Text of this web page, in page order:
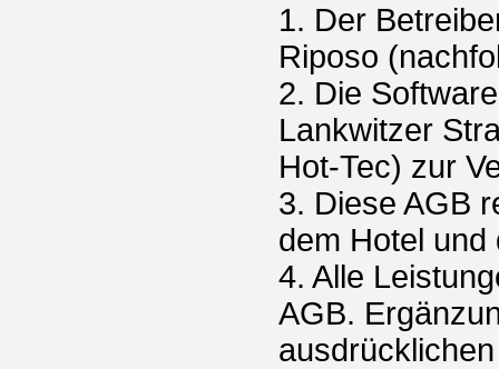
1. Der
Riposo
2. Die
Lankwitzer
Hot-Tec) zur
3. Diese AGB
dem Hotel und
4. Alle
AGB.